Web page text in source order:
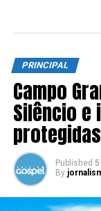
PRINCIPAL
Campo
Silêncio e
protegidas
Published
By